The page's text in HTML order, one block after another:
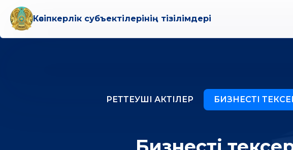
Кәсіпкерлік субъектілерінің тізілімдері
РЕТТЕУШІ АКТІЛЕР БИЗНЕСТІ